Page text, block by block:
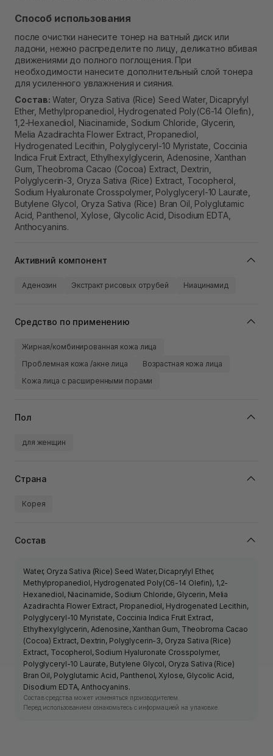
Способ использования
после очистки нанесите тонер на ватный диск или
ладони, нежно распределите по лицу, деликатно вбивая
движениями до полного поглощения. При
необходимости нанесите дополнительный слой тонера
для усиленного увлажнения и сияния.
Состав: Water, Oryza Sativa (Rice) Seed Water, Dicaprylyl
Ether, Methylpropanediol, Hydrogenated Poly(C6-14 Olefin),
1,2-Hexanediol, Niacinamide, Sodium Chloride, Glycerin,
Melia Azadirachta Flower Extract, Propanediol,
Hydrogenated Lecithin, Polyglyceryl-10 Myristate, Coccinia
Indica Fruit Extract, Ethylhexylglycerin, Adenosine, Xanthan
Gum, Theobroma Cacao (Cocoa) Extract, Dextrin,
Polyglycerin-3, Oryza Sativa (Rice) Extract, Tocopherol,
Sodium Hyaluronate Crosspolymer, Polyglyceryl-10 Laurate,
Butylene Glycol, Oryza Sativa (Rice) Bran Oil, Polyglutamic
Acid, Panthenol, Xylose, Glycolic Acid, Disodium EDTA,
Anthocyanins.
Активний компонент
Аденозин Экстракт рисовых отрубей Ниацинамид
Средство по применению
Жирная/комбинированная кожа лица
Проблемная кожа /акне лица
Возрастная кожа лица
Кожа лица с расширенными порами
Пол
для женщин
Страна
Корея
Состав
Water, Oryza Sativa (Rice) Seed Water, Dicaprylyl Ether,
Methylpropanediol, Hydrogenated Poly(C6-14 Olefin), 1,2-
Hexanediol, Niacinamide, Sodium Chloride, Glycerin, Melia
Azadirachta Flower Extract, Propanediol, Hydrogenated Lecithin,
Polyglyceryl-10 Myristate, Coccinia Indica Fruit Extract,
Ethylhexylglycerin, Adenosine, Xanthan Gum, Theobroma Cacao
(Cocoa) Extract, Dextrin, Polyglycerin-3, Oryza Sativa (Rice)
Extract, Tocopherol, Sodium Hyaluronate Crosspolymer,
Polyglyceryl-10 Laurate, Butylene Glycol, Oryza Sativa (Rice)
Bran Oil, Polyglutamic Acid, Panthenol, Xylose, Glycolic Acid,
Disodium EDTA, Anthocyanins.
Состав средства может изменяться производителем.
Перед использованием ознакомьтесь с информацией на упаковке.